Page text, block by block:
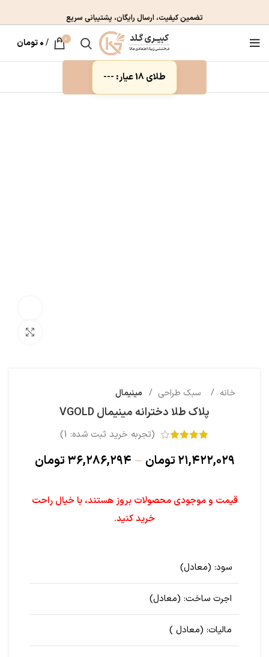
تضمین کیفیت، ارسال رایگان، پشتیبانی سریع
0
/۰تومان
طلای 18 عیار: ---
خانه سبک طراحی مینیمال
پلاک طلا دخترانه مینیمال VGOLD
(تجربه خرید ثبت شده: 1
)
۲۱,۴۲۲,۰۲۹ تومان – ۳۶,۲۸۶,۲۹۴ تومان
قیمت و موجودی محصولات بروز هستند، با خیال راحت
خرید کنید.
سود: (معادل)
اجرت ساخت: (معادل)
مالیات: (معادل )